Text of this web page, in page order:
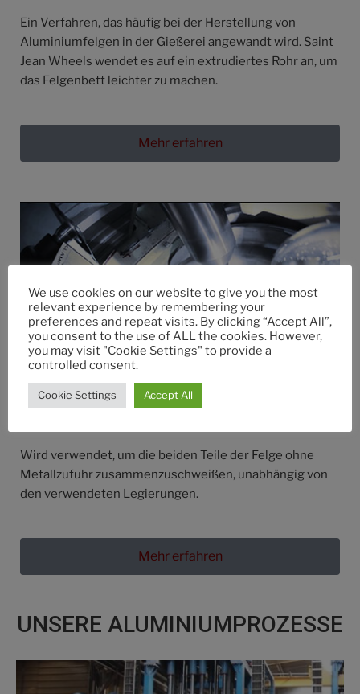
Ein Verfahren, das häufig bei der Herstellung von
Aluminiumfelgen in der Gießerei angewandt wird. Saint
Jean Wheels wendet es auf ein extrudiertes Rohr an, um
das Felgenbett leichter zu machen.
Mehr erfahren
Rührreibschweißen
Wird verwendet, um die beiden Teile der Felge ohne
Metallzufuhr zusammenzuschweißen, unabhängig von
den verwendeten Legierungen.
Mehr erfahren
UNSERE ALUMINIUMPROZESSE
We use cookies on our website to give you the most
relevant experience by remembering your
preferences and repeat visits. By clicking “Accept All”,
you consent to the use of ALL the cookies. However,
you may visit "Cookie Settings" to provide a
controlled consent.
Cookie Settings Accept All